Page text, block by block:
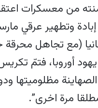
من معسكرات
وتطهير عرقي
(مع تجاهل
أوروبا، فتمّ
مظلوميتها